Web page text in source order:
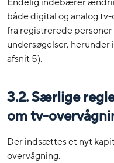
både digital og analog
fra registrerede
undersøgelser,
afsnit 5).
3.2. Særlige
om tv-
Der indsættes et nyt
overvågning.